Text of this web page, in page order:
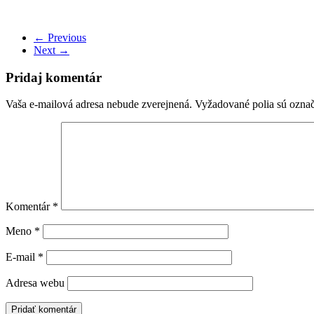
← Previous
Next →
Pridaj komentár
Vaša e-mailová adresa nebude zverejnená. Vyžadované polia sú
Komentár *
Meno *
E-mail *
Adresa webu